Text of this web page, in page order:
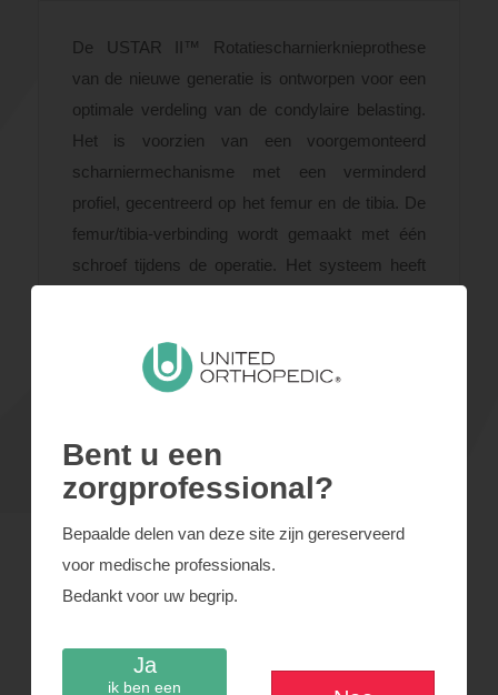
Bent u een
zorgprofessional?
Bepaalde delen van deze site zijn gereserveerd
voor medische professionals.
Bedankt voor uw begrip.
Ja
ik ben een
De USTAR II™ Rotatiescharnierknieprothese
van de nieuwe generatie is ontworpen voor een
optimale verdeling van de condylaire belasting.
Het is voorzien van een voorgemonteerd
scharniermechanisme met een verminderd
profiel, gecentreerd op het femur en de tibia. De
femur/tibia-verbinding wordt gemaakt met één
schroef tijdens de operatie. Het systeem heeft
Beschrijving